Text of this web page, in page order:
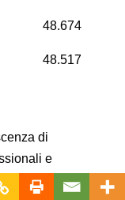
48.674
48.517
di
e
delle